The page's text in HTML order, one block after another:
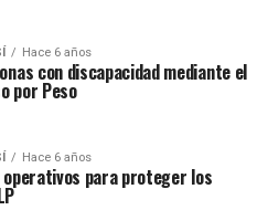
Hace 6 años
con discapacidad mediante el
por Peso
Hace 6 años
operativos para proteger los